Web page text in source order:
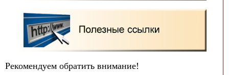
Рекомендуем обратить внимание!